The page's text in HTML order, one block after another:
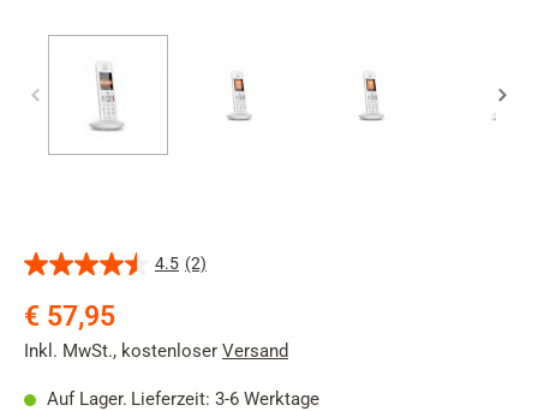
4.5 (2)
4.5
5
2
€ 57,95
Inkl. MwSt., kostenloser Versand
Auf Lager. Lieferzeit: 3-6 Werktage